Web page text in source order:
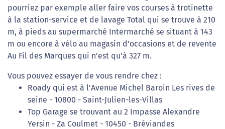
pourriez par exemple aller faire vos courses à trotinette
à la station-service et de lavage Total qui se trouve à 210
m, à pieds au supermarché Intermarché se situant à 143
m ou encore à vélo au magasin d'occasions et de revente
Au Fil des Marques qui n'est qu'à 327 m.
Vous pouvez essayer de vous rendre chez :
Roady qui est à l'Avenue Michel Baroin Les rives de
seine - 10800 - Saint-Julien-les-Villas
Top Garage se trouvant au 2 Impasse Alexandre
Yersin - Za Coulmet - 10450 - Bréviandes